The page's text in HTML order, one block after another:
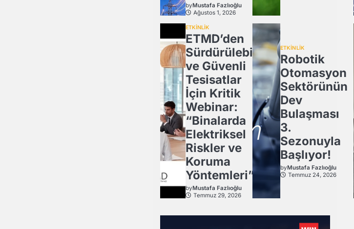
byMustafa Fazlıoğlu
Ağustos 1, 2026
ETKİNLİK
ETMD’den
Sürdürülebilir
ve Güvenli
Tesisatlar
İçin Kritik
Webinar:
“Binalarda
Elektriksel
Riskler ve
Koruma
Yöntemleri”
byMustafa Fazlıoğlu
Temmuz 29, 2026
ETKİNLİK
Robotik
Otomasyon
Sektörünün
Dev
Bulaşması
3.
Sezonuyla
Başlıyor!
byMustafa Fazlıoğlu
Temmuz 24, 2026